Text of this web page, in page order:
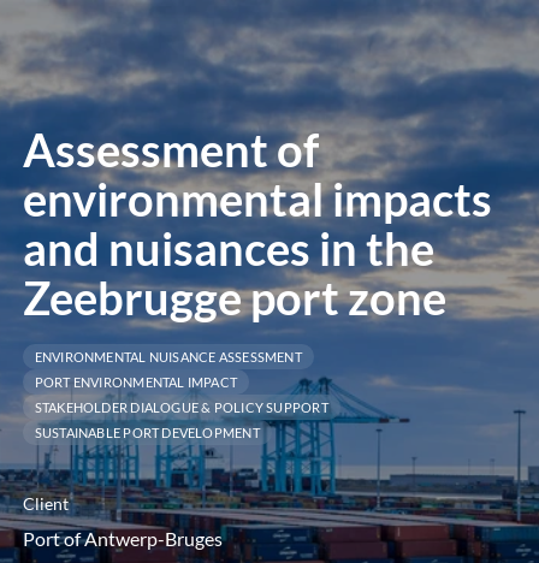
le
Assessment of
environmental impacts
and nuisances in the
Zeebrugge port zone
ENVIRONMENTAL NUISANCE ASSESSMENT
PORT ENVIRONMENTAL IMPACT
STAKEHOLDER DIALOGUE & POLICY SUPPORT
SUSTAINABLE PORT DEVELOPMENT
Client
Port of Antwerp-Bruges